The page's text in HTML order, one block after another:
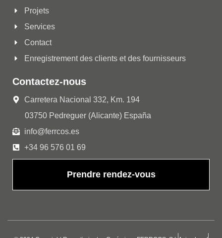
Projets
Services
Contact
Enregistrement des clients et des fournisseurs
Contactez-nous
Carretera Nacional 332, Km. 194
03750 Pedreguer (Alicante) España
info@ferrcos.es
+34 96 576 01 69
Prendre rendez-vous